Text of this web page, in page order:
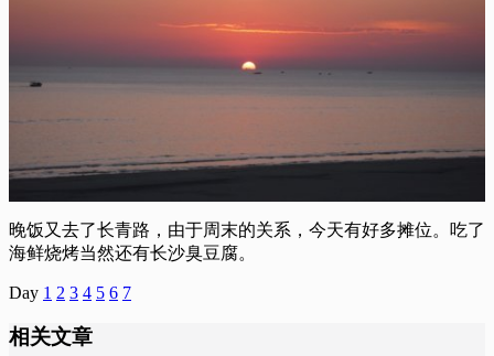
晚饭又去了长青路，由于周末的关系，今天有好多摊位。吃了
海鲜烧烤当然还有长沙臭豆腐。
Day 1 2 3 4 5 6 7
相关文章